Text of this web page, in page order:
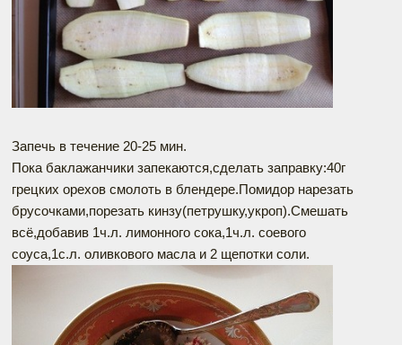
Запечь в течение 20-25 мин.
Пока баклажанчики запекаются,сделать заправку:40г
грецких орехов смолоть в блендере.Помидор нарезать
брусочками,порезать кинзу(петрушку,укроп).Смешать
всё,добавив 1ч.л. лимонного сока,1ч.л. соевого
соуса,1с.л. оливкового масла и 2 щепотки соли.